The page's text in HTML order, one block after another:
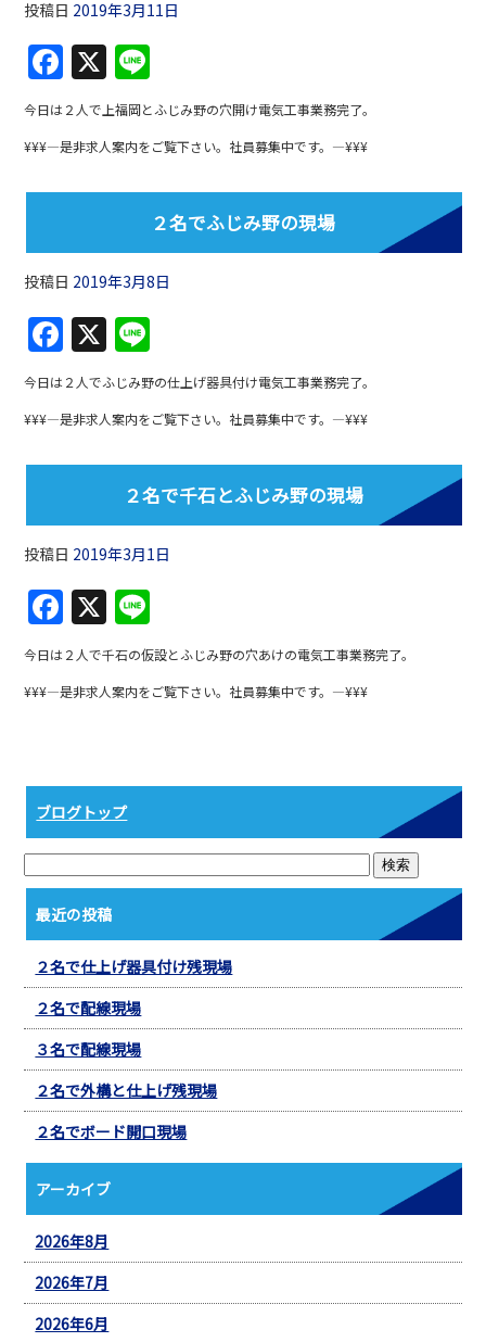
k
投稿日 2019年3月11日
F
a
c
e
b
o
k
X
n
e
今日は２人で上福岡とふじみ野の穴開け電気工事業務完了。
¥¥¥—是非求人案内をご覧下さい。社員募集中です。—¥¥¥
２名でふじみ野の現場
投稿日 2019年3月8日
F
a
c
e
b
o
k
X
n
e
今日は２人でふじみ野の仕上げ器具付け電気工事業務完了。
¥¥¥—是非求人案内をご覧下さい。社員募集中です。—¥¥¥
２名で千石とふじみ野の現場
投稿日 2019年3月1日
F
a
c
e
o
o
k
X
n
e
今日は２人で千石の仮設とふじみ野の穴あけの電気工事業務完了。
¥¥¥—是非求人案内をご覧下さい。社員募集中です。—¥¥¥
ブログトップ
最近の投稿
２名で仕上げ器具付け残現場
２名で配線現場
３名で配線現場
２名で外構と仕上げ残現場
２名でボード開口現場
アーカイブ
2026年8月
2026年7月
2026年6月